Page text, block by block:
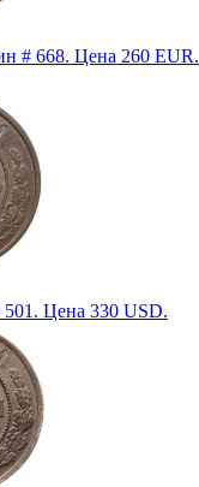
# 668. Цена 260 EUR.
501. Цена 330 USD.